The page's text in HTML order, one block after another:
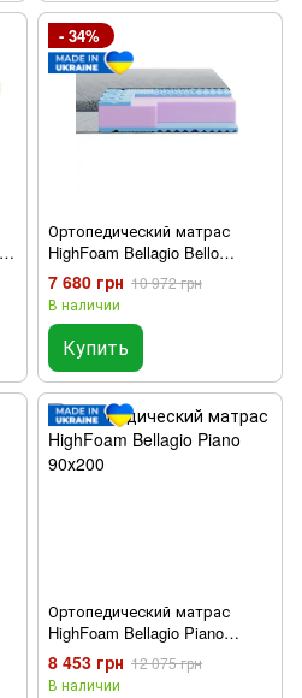
- 34%
Ортопедический матрас
HighFoam Bellagio Bello
90х200
7 680 грн 10 972 грн
В наличии
Купить
Ортопедический матрас
HighFoam Bellagio Piano
90х200
8 453 грн 12 075 грн
В наличии